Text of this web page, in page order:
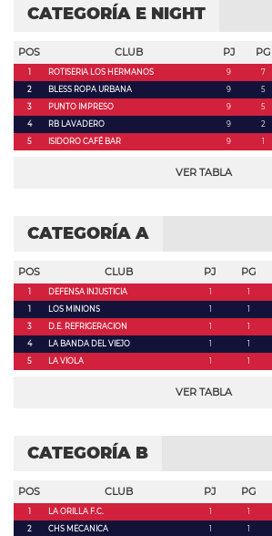
CATEGORÍA E NIGHT
POS CLUB PJ PG
1 ROTISERIA LOS HERMANOS 9 7
2
BLESS ROPA URBANA 9 5
3
PUNTO IMPRESO 9 5
4
RB LAVADERO 9 2
5
ISIDORO CAFÉ BAR 9 1
VER TABLA
CATEGORÍA A
POS CLUB PJ PG
1 DEFENSA INJUSTICIA 1 1
1
LOS MINIONS 1 1
3
D.E. REFRIGERACION 1 1
4
LA BANDA DEL VIEJO 1 1
5
LA VIOLA 1 1
VER TABLA
CATEGORÍA B
POS CLUB PJ PG
1 LA ORILLA F.C. 1 1
2
CHS MECANICA 1 1